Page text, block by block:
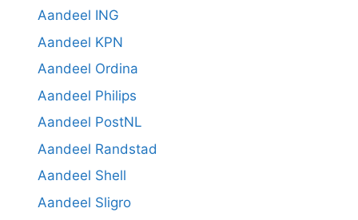
Aandeel ING
Aandeel KPN
Aandeel Ordina
Aandeel Philips
Aandeel PostNL
Aandeel Randstad
Aandeel Shell
Aandeel Sligro